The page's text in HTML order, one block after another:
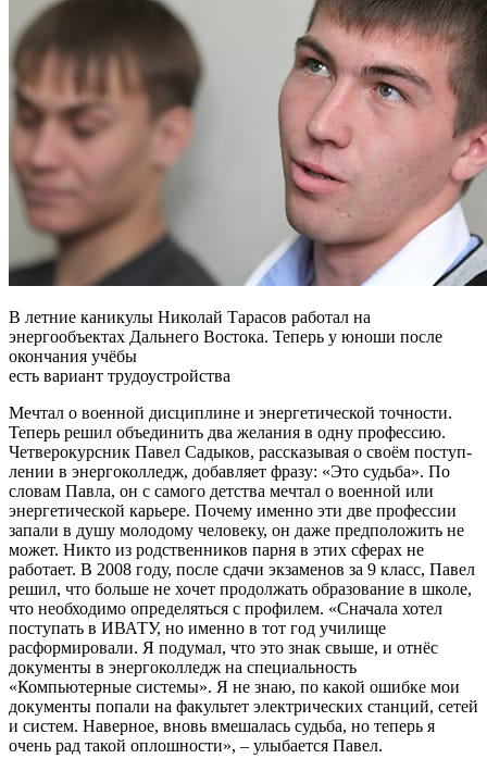
В летние каникулы Николай Тарасов работал на
энергообъектах Дальнего Востока. Теперь у юноши после
окончания учёбы
есть вариант трудоустройства
Мечтал о военной дисциплине и энергетической точности.
Теперь решил объединить два желания в одну профессию.
Четверокурсник Павел Садыков, рассказывая о своём поступ­
лении в энергоколледж, добавляет фразу: «Это судьба». По
словам Павла, он с самого детства мечтал о военной или
энергетической карьере. Почему именно эти две профессии
запали в душу молодому человеку, он даже предположить не
может. Никто из родственников парня в этих сферах не
работает. В 2008 году, после сдачи экзаменов за 9 класс, Павел
решил, что больше не хочет продолжать образование в школе,
что необходимо определяться с профилем. «Сначала хотел
поступать в ИВАТУ, но именно в тот год училище
расформировали. Я подумал, что это знак свыше, и отнёс
документы в энергоколледж на специальность
«Компьютерные системы». Я не знаю, по какой ошибке мои
документы попали на факультет электрических станций, сетей
и систем. Наверное, вновь вмешалась судьба, но теперь я
очень рад такой оплошности», – улыбается Павел.